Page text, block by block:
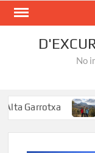
Skip
No
Garrotxa